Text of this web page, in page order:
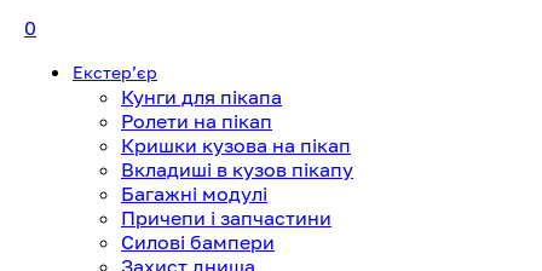
0
Екстерʼєр
Кунги для пікапа
Ролети на пікап
Кришки кузова на пікап
Вкладиші в кузов пікапу
Багажні модулі
Причепи і запчастини
Силові бампери
Захист днища